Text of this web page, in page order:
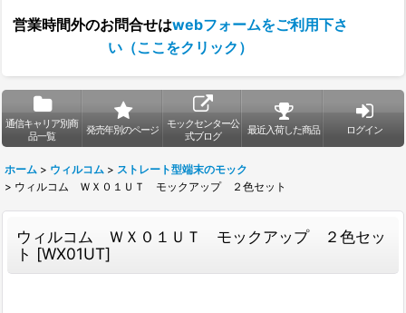
営業時間外のお問合せはwebフォームをご利用下さ
い（ここをクリック）
通信キャリア別商
品一覧
発売年別のページ
モックセンター公
式ブログ
最近入荷した商品 ログイン
ホーム > ウィルコム > ストレート型端末のモック
> ウィルコム ＷＸ０１ＵＴ モックアップ ２色セット
ウィルコム ＷＸ０１ＵＴ モックアップ ２色セッ
ト [WX01UT]